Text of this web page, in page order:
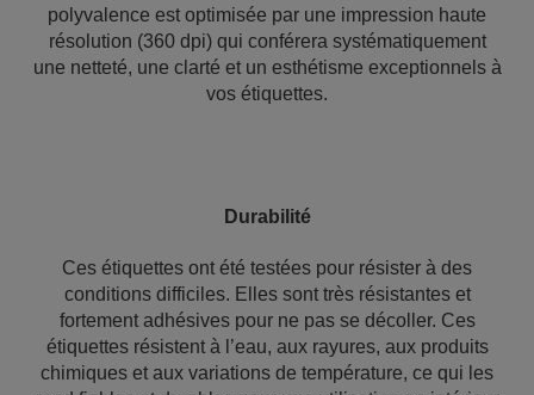
polyvalence est optimisée par une impression haute
résolution (360 dpi) qui conférera systématiquement
une netteté, une clarté et un esthétisme exceptionnels à
vos étiquettes.
Durabilité
Ces étiquettes ont été testées pour résister à des
conditions difficiles. Elles sont très résistantes et
fortement adhésives pour ne pas se décoller. Ces
étiquettes résistent à l’eau, aux rayures, aux produits
chimiques et aux variations de température, ce qui les